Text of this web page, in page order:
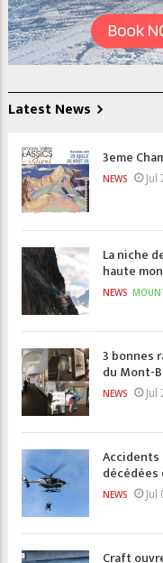
Latest News
3eme
NEWS Jul
La niche
haute
NEWS
3 bonnes
du Mont-
NEWS Jul
Accidents
décédées
NEWS Jul
Craft